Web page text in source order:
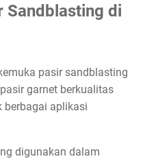
Sandblasting di
pasir sandblasting
garnet berkualitas
berbagai aplikasi
digunakan dalam